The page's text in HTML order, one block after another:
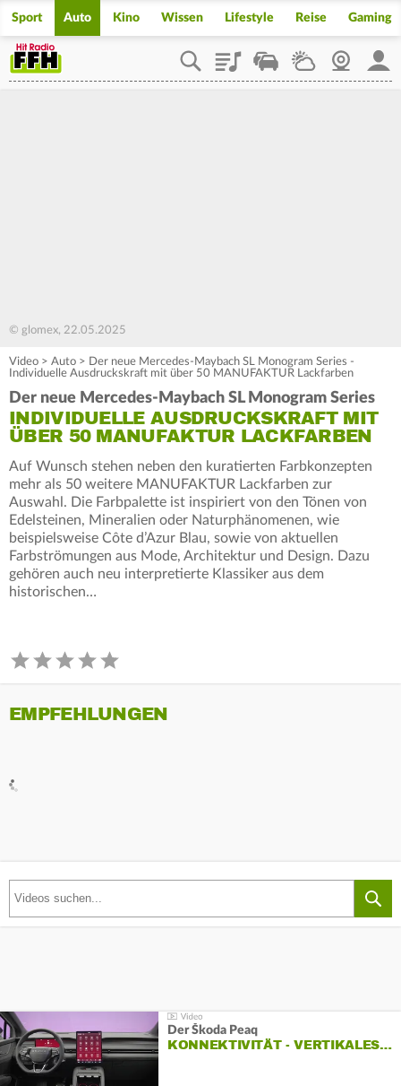
Sport Auto Kino Wissen Lifestyle Reise Gaming
PlaylistStaupilotWetterWebcam
© glomex, 22.05.2025
Video > Auto > Der neue Mercedes-Maybach SL Monogram Series -
Individuelle Ausdruckskraft mit über 50 MANUFAKTUR Lackfarben
Der neue Mercedes-Maybach SL Monogram Series
INDIVIDUELLE AUSDRUCKSKRAFT MIT
ÜBER 50 MANUFAKTUR LACKFARBEN
Auf Wunsch stehen neben den kuratierten Farbkonzepten
mehr als 50 weitere MANUFAKTUR Lackfarben zur
Auswahl. Die Farbpalette ist inspiriert von den Tönen von
Edelsteinen, Mineralien oder Naturphänomenen, wie
beispielsweise Côte d’Azur Blau, sowie von aktuellen
Farbströmungen aus Mode, Architektur und Design. Dazu
gehören auch neu interpretierte Klassiker aus dem
historischen…
EMPFEHLUNGEN
Der Škoda Peaq
KONNEKTIVITÄT - VERTIKALES…